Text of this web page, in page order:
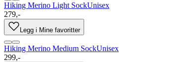
Hiking Merino Light SockUnisex
279,-
Legg i Mine favoritter
Hiking Merino Medium SockUnisex
299,-